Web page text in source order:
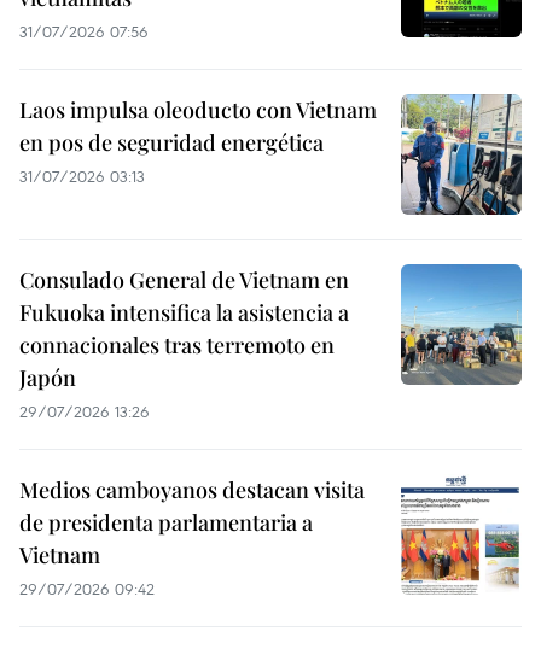
31/07/2026 07:56
Laos impulsa oleoducto con Vietnam
en pos de seguridad energética
31/07/2026 03:13
Consulado General de Vietnam en
Fukuoka intensifica la asistencia a
connacionales tras terremoto en
Japón
29/07/2026 13:26
Medios camboyanos destacan visita
de presidenta parlamentaria a
Vietnam
29/07/2026 09:42